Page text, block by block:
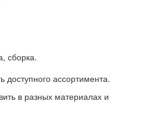
сборка.
доступного ассортимента.
в разных материалах и